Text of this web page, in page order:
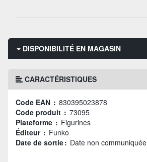
DISPONIBILITÉ EN MAGASIN
CARACTÉRISTIQUES
Code EAN : 830395023878
Code produit : 73095
Plateforme : Figurines
Éditeur : Funko
Date de sortie : Date non communiquée